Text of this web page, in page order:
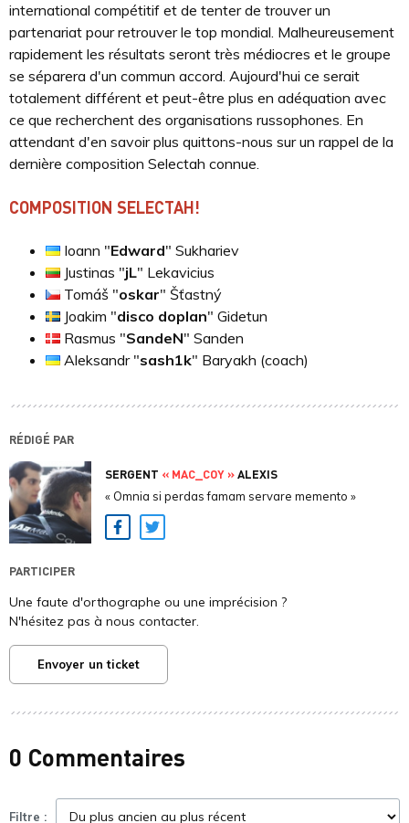
international compétitif et de tenter de trouver un
partenariat pour retrouver le top mondial. Malheureusement
rapidement les résultats seront très médiocres et le groupe
se séparera d'un commun accord. Aujourd'hui ce serait
totalement différent et peut-être plus en adéquation avec
ce que recherchent des organisations russophones. En
attendant d'en savoir plus quittons-nous sur un rappel de la
dernière composition Selectah connue.
COMPOSITION SELECTAH!
Ioann "⁠Edward⁠" Sukhariev
Justinas "⁠jL⁠" Lekavicius
Tomáš "⁠oskar⁠" Šťastný
Joakim "⁠disco doplan⁠" Gidetun
Rasmus "⁠SandeN⁠" Sanden
Aleksandr "⁠sash1k⁠" Baryakh (coach)
RÉDIGÉ PAR
SERGENT « MAC_COY »ALEXIS
« Omnia si perdas famam servare memento »
Facebook
Twitter
PARTICIPER
Une faute d'orthographe ou une imprécision ?
N'hésitez pas à nous contacter.
Envoyer un ticket
0 Commentaires
Filtre :